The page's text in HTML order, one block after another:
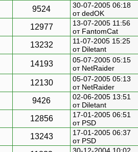
9524
30-07-2005 06:18
от dedOK
12977
13-07-2005 11:56
от FantomCat
13232
11-07-2005 15:25
от Diletant
14193
05-07-2005 05:15
от NetRaider
12130
05-07-2005 05:13
от NetRaider
9426
02-06-2005 13:51
от Diletant
12856
17-01-2005 06:51
от PSD
13243
17-01-2005 06:37
от PSD
30-12-2004 10:02